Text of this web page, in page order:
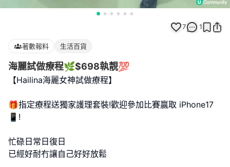
7 1
著數報料 生活百貨
海麗試做療程🌿$698執靚💯
【Hailina海麗女神試做療程】
🎁指定療程送獨家護理套裝!歡迎參加比賽贏取 iPhone17
📱!
忙碌日常日復日
已經好耐冇讓自己好好放鬆